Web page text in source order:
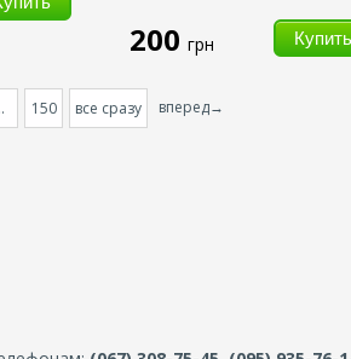
200 грн
150 все сразу вперед→